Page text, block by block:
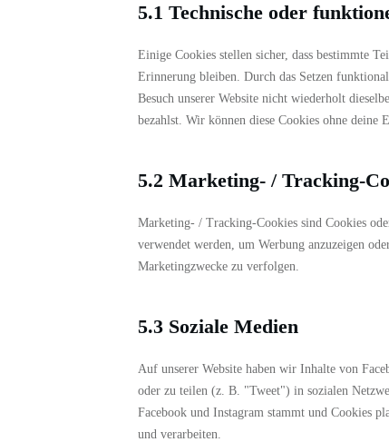
5.1 Technische oder
Einige Cookies stellen sicher, dass bestimmte
Erinnerung bleiben. Durch das Setzen
Besuch unserer Website nicht wiederholt
bezahlst. Wir können diese Cookies ohne deine
5.2 Marketing- / Tracking-
Marketing- / Tracking-Cookies sind Cookies
verwendet werden, um Werbung anzuzeigen
Marketingzwecke zu verfolgen.
5.3 Soziale Medien
Auf unserer Website haben wir Inhalte von
oder zu teilen (z. B. "Tweet") in sozialen
Facebook und Instagram stammt und Cookies
und verarbeiten.